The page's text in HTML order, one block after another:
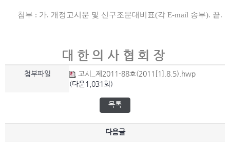
첨부 : 가. 개정고시문 및 신구조문대비표(각 E-mail 송부). 끝.
대한의사협회장
첨부파일
고시_제2011-88호(2011[1].8.5).hwp
(다운1,031회)
목록
다음글